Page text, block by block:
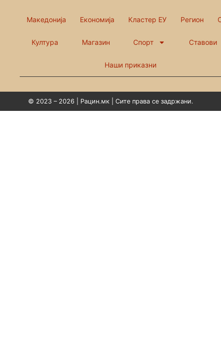
Македонија Економија Кластер ЕУ Регион
Култура Магазин Спорт Ставови
Наши приказни
© 2023 – 2026 | Рацин.мк | Сите права се задржани.